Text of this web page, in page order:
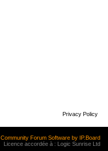
Privacy Policy
Community Forum Software by IP.Board
Licence accordée à : Logic Sunrise Ltd